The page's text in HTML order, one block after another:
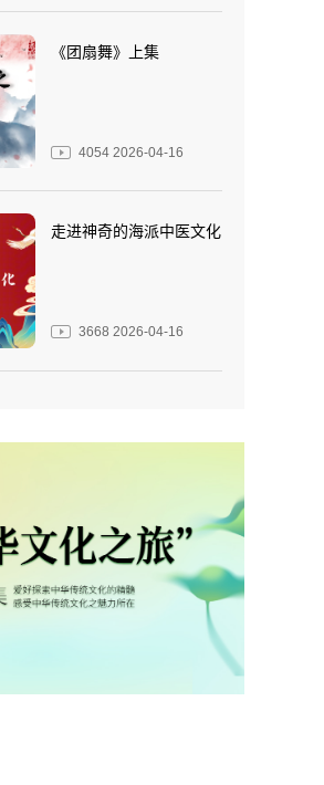
《团扇舞》上集
4054 2026-04-16
走进神奇的海派中医文化
3668 2026-04-16